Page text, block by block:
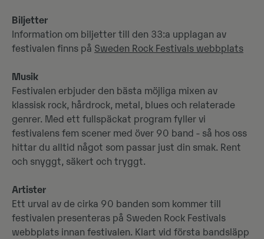
Biljetter
Information om biljetter till den 33:a upplagan av
festivalen finns på Sweden Rock Festivals webbplats
Musik
Festivalen erbjuder den bästa möjliga mixen av
klassisk rock, hårdrock, metal, blues och relaterade
genrer. Med ett fullspäckat program fyller vi
festivalens fem scener med över 90 band - så hos oss
hittar du alltid något som passar just din smak. Rent
och snyggt, säkert och tryggt.
Artister
Ett urval av de cirka 90 banden som kommer till
festivalen presenteras på Sweden Rock Festivals
webbplats innan festivalen. Klart vid första bandsläpp